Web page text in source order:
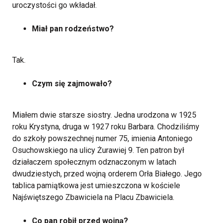
uroczystości go wkładał.
Miał pan rodzeństwo?
Tak.
Czym się zajmowało?
Miałem dwie starsze siostry. Jedna urodzona w 1925
roku Krystyna, druga w 1927 roku Barbara. Chodziliśmy
do szkoły powszechnej numer 75, imienia Antoniego
Osuchowskiego na ulicy Żurawiej 9. Ten patron był
działaczem społecznym odznaczonym w latach
dwudziestych, przed wojną orderem Orła Białego. Jego
tablica pamiątkowa jest umieszczona w kościele
Najświętszego Zbawiciela na Placu Zbawiciela.
Co pan robił przed wojną?